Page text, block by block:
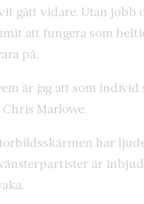
gått vidare. Utan jobb
att fungera som
på.
är jag att som
Marlowe.
har
är